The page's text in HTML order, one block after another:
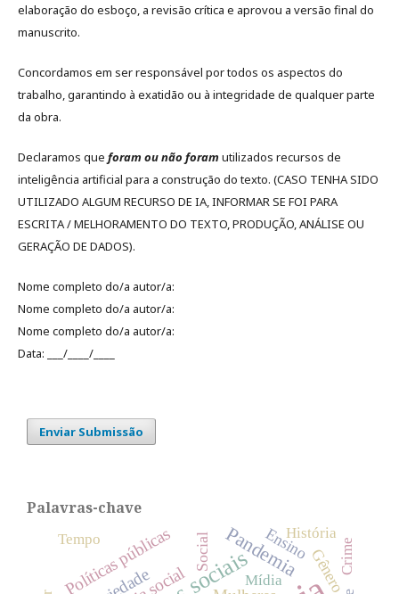
elaboração do esboço, a revisão crítica e aprovou a versão final do
manuscrito.
Concordamos em ser responsável por todos os aspectos do
trabalho, garantindo à exatidão ou à integridade de qualquer parte
da obra.
Declaramos que foram ou não foram utilizados recursos de
inteligência artificial para a construção do texto. (CASO TENHA SIDO
UTILIZADO ALGUM RECURSO DE IA, INFORMAR SE FOI PARA
ESCRITA / MELHORAMENTO DO TEXTO, PRODUÇÃO, ANÁLISE OU
GERAÇÃO DE DADOS).
Nome completo do/a autor/a:
Nome completo do/a autor/a:
Nome completo do/a autor/a:
Data: ___/____/____
Enviar Submissão
Palavras-chave
Pandemia
Políticas públicas Ensino
Gênero
Social
Tempo História
Mídia
Crime